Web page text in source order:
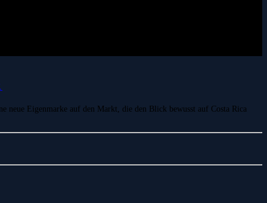
neue Eigenmarke auf den Markt, die den Blick bewusst auf Costa Rica